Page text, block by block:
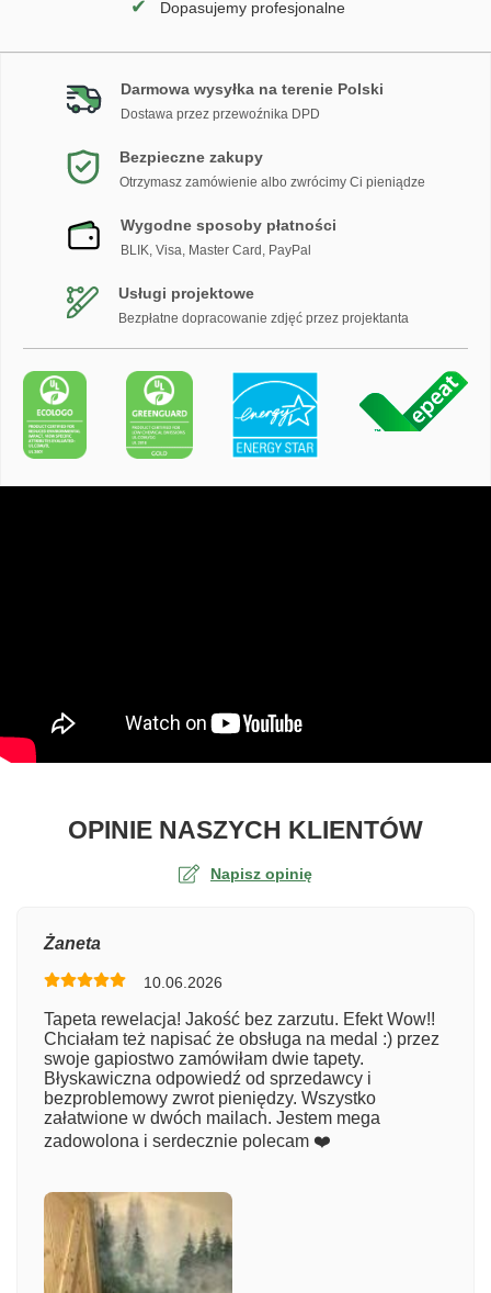
✔ Dopasujemy profesjonalne
Darmowa wysyłka na terenie Polski
Dostawa przez przewoźnika DPD
Bezpieczne zakupy
Otrzymasz zamówienie albo zwrócimy Ci pieniądze
Wygodne sposoby płatności
BLIK, Visa, Master Card, PayPal
Usługi projektowe
Bezpłatne dopracowanie zdjęć przez projektanta
OPINIE NASZYCH KLIENTÓWO
Napisz opinię
Numer zamówienia
Imię
Żaneta
10.06.2026
Tapeta rewelacja! Jakość bez zarzutu. Efekt Wow!!
Chciałam też napisać że obsługa na medal :) przez
swoje gapiostwo zamówiłam dwie tapety.
Błyskawiczna odpowiedź od sprzedawcy i
bezproblemowy zwrot pieniędzy. Wszystko
załatwione w dwóch mailach. Jestem mega
zadowolona i serdecznie polecam ❤️